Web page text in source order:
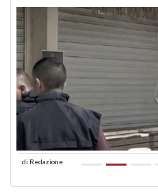
di Redazione